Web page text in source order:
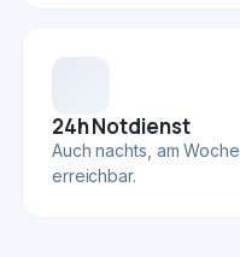
24h Notdienst
Auch nachts, am
erreichbar.